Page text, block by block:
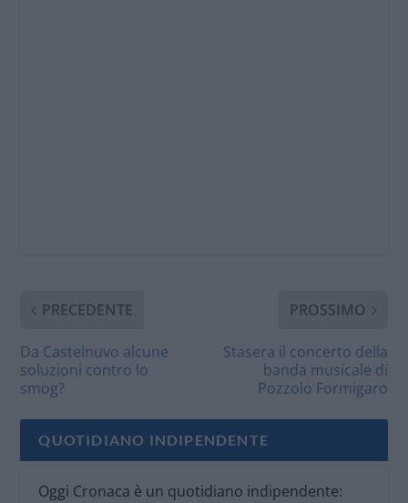
PRECEDENTE
Da Castelnuvo alcune
soluzioni contro lo
smog?
PROSSIMO
Stasera il concerto della
banda musicale di
Pozzolo Formigaro
QUOTIDIANO INDIPENDENTE
Oggi Cronaca è un quotidiano indipendente: